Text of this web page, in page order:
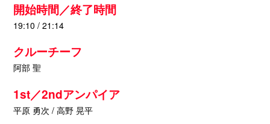
開始時間／終了時間
19:10 / 21:14
クルーチーフ
阿部 聖
1st／2ndアンパイア
平原 勇次 / 高野 晃平